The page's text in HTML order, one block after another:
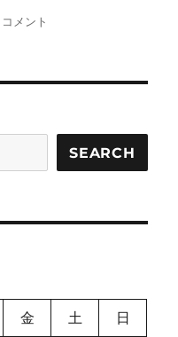
DynaGuard:
User-
Policies に
コメント
SEARCH
金 土 日